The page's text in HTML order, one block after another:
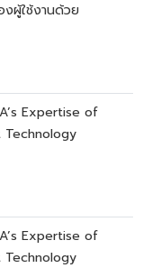
ผู้ใช้งานด้วย
Expertise of
Technology
Expertise of
Technology